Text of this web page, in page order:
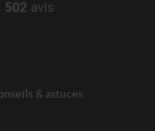
& astuces